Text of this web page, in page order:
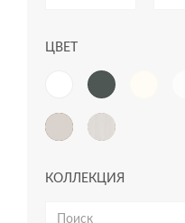
ЦВЕТ
КОЛЛЕКЦИЯ